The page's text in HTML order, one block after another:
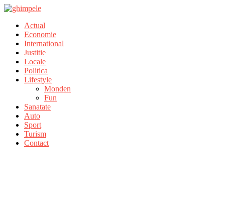
Actual
Economie
International
Justitie
Locale
Politica
Lifestyle
Monden
Fun
Sanatate
Auto
Sport
Turism
Contact